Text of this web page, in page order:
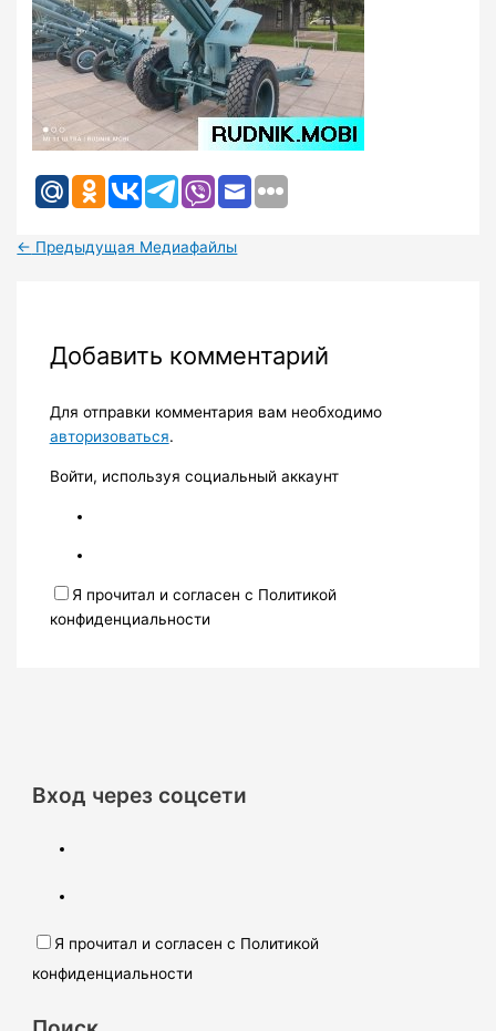
← Предыдущая Медиафайлы
Добавить комментарий
Для отправки комментария вам необходимо
авторизоваться.
Войти, используя социальный аккаунт
Я прочитал и согласен с Политикой
конфиденциальности
Вход через соцсети
Я прочитал и согласен с Политикой
конфиденциальности